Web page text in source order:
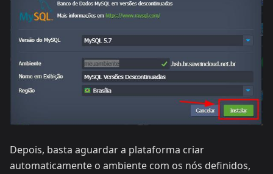
Depois, basta aguardar a plataforma criar
automaticamente o ambiente com os nós definidos,